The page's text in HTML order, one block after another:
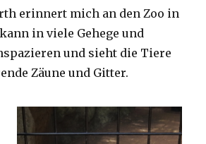
Perth
erinnert mich an den Zoo in
in viele Gehege und
und sieht die Tiere
Zäune und Gitter.